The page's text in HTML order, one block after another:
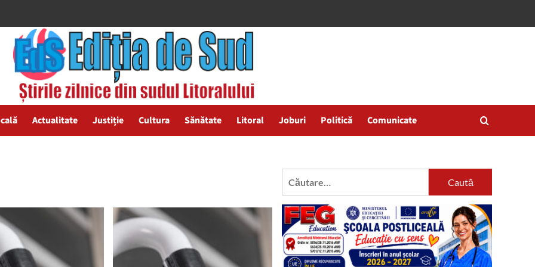
Actualitate Justiție Cultura Sănătate Litoral Joburi Politică Comunicate
Caută